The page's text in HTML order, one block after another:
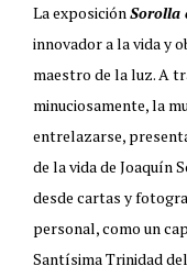
La exposición Sorolla
innovador a la vida y
maestro de la luz. A
minuciosamente, la
entrelazarse,
de la vida de Joaquín
desde cartas y
personal, como un
Santísima Trinidad